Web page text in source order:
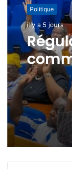
Politique
il y a 1
le
FIDA